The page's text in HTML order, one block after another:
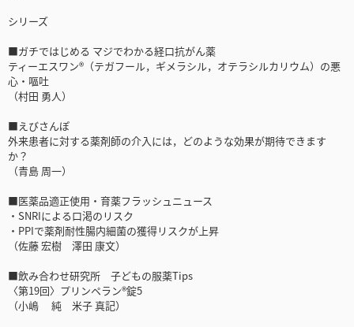
シリーズ
■ガチではじめる マジでわかる経口抗がん薬
ティーエスワン®（テガフール，ギメラシル，オテラシルカリウム）の悪
心・嘔吐
（村田 勇人）
■えびさんぽ
外来患者に対する薬剤師の介入には，どのような効果が期待できます
か？
（青島 周一）
■医薬品適正使用・育薬フラッシュニュース
・SNRIによる⼝渇のリスク
・PPIで薬剤耐性腸内細菌の獲得リスクが上昇
（佐藤 宏樹 澤田 康文）
■飲み合わせ研究所 子どもの服薬Tips
〈第19回〉プリンペラン®錠5
（小嶋 純 米子 真記）